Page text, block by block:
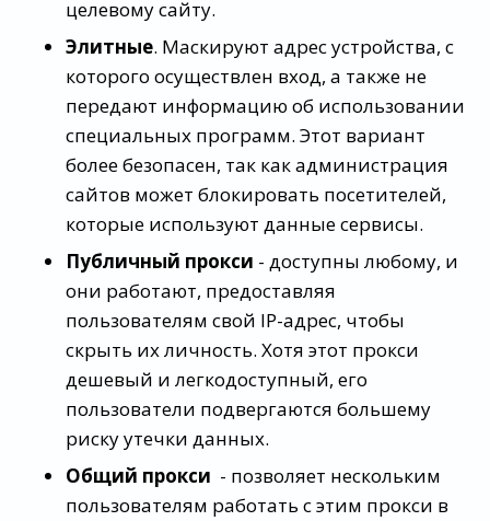
целевому сайту.
Элитные. Маскируют адрес устройства, с
которого осуществлен вход, а также не
передают информацию об использовании
специальных программ. Этот вариант
более безопасен, так как администрация
сайтов может блокировать посетителей,
которые используют данные сервисы.
Публичный прокси - доступны любому, и
они работают, предоставляя
пользователям свой IP-адрес, чтобы
скрыть их личность. Хотя этот прокси
дешевый и легкодоступный, его
пользователи подвергаются большему
риску утечки данных.
Общий прокси - позволяет нескольким
пользователям работать с этим прокси в